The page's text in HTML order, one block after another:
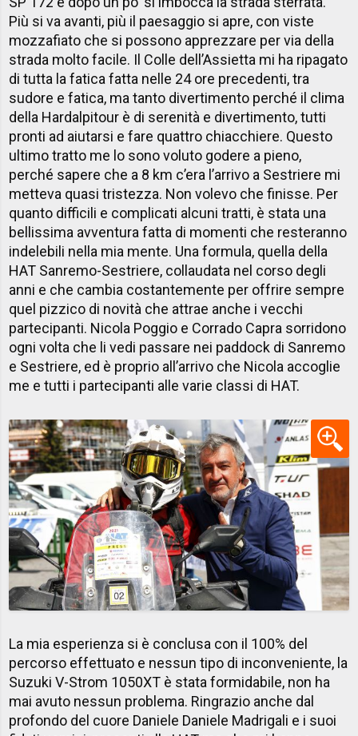
Più si va avanti, più il paesaggio si apre, con viste
mozzafiato che si possono apprezzare per via della
strada molto facile. Il Colle dell’Assietta mi ha ripagato
di tutta la fatica fatta nelle 24 ore precedenti, tra
sudore e fatica, ma tanto divertimento perché il clima
della Hardalpitour è di serenità e divertimento, tutti
pronti ad aiutarsi e fare quattro chiacchiere. Questo
ultimo tratto me lo sono voluto godere a pieno,
perché sapere che a 8 km c’era l’arrivo a Sestriere mi
metteva quasi tristezza. Non volevo che finisse. Per
quanto difficili e complicati alcuni tratti, è stata una
bellissima avventura fatta di momenti che resteranno
indelebili nella mia mente. Una formula, quella della
HAT Sanremo-Sestriere, collaudata nel corso degli
anni e che cambia costantemente per offrire sempre
quel pizzico di novità che attrae anche i vecchi
partecipanti. Nicola Poggio e Corrado Capra sorridono
ogni volta che li vedi passare nei paddock di Sanremo
e Sestriere, ed è proprio all’arrivo che Nicola accoglie
me e tutti i partecipanti alle varie classi di HAT.
La mia esperienza si è conclusa con il 100% del
percorso effettuato e nessun tipo di inconveniente, la
Suzuki V-Strom 1050XT è stata formidabile, non ha
mai avuto nessun problema. Ringrazio anche dal
profondo del cuore Daniele Daniele Madrigali e i suoi